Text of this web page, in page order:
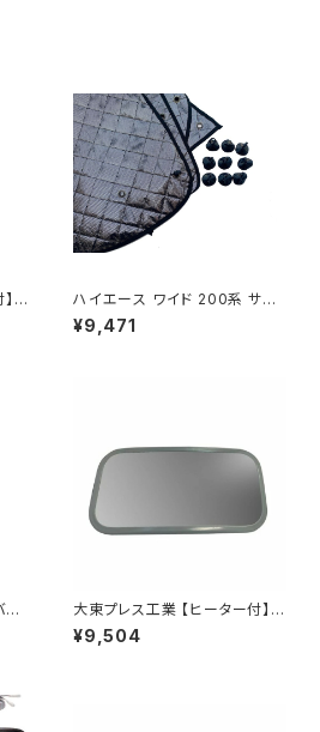
ハイエース ワイド 200系 サン
シェード キャンピング 4層構造
車中泊 遮光 断熱 暑さ対策 盗
¥9,471
イ
9
ド
大東プレス工業 【ヒーター付】サ
イドミラー/バックミラーJ08 DI
-7Z
¥9,504